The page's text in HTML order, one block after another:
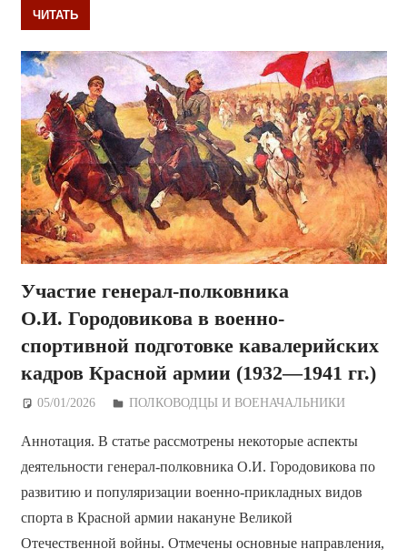
ЧИТАТЬ
Участие генерал-полковника
О.И. Городовикова в военно-
спортивной подготовке кавалерийских
кадров Красной армии (1932—1941 гг.)
05/01/2026 Дежурный по Редакции
ПОЛКОВОДЦЫ И ВОЕНАЧАЛЬНИКИ
Аннотация. В статье рассмотрены некоторые аспекты
деятельности генерал-полковника О.И. Городовикова по
развитию и популяризации военно-прикладных видов
спорта в Красной армии накануне Великой
Отечественной войны. Отмечены основные направления,